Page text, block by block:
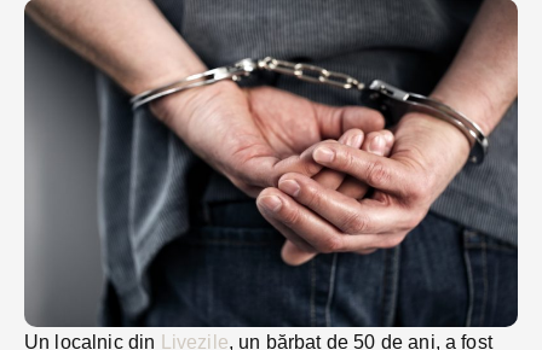
Un localnic din Livezile, un bărbat de 50 de ani, a fost